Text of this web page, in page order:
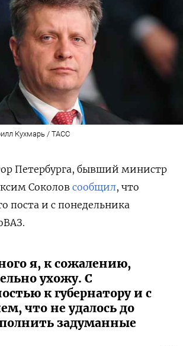
Кухмарь / ТАСС
Петербурга, бывший министр
Соколов сообщил, что
поста и с понедельника
я, к сожалению,
ухожу. С
к губернатору и с
что не удалось до
задуманные